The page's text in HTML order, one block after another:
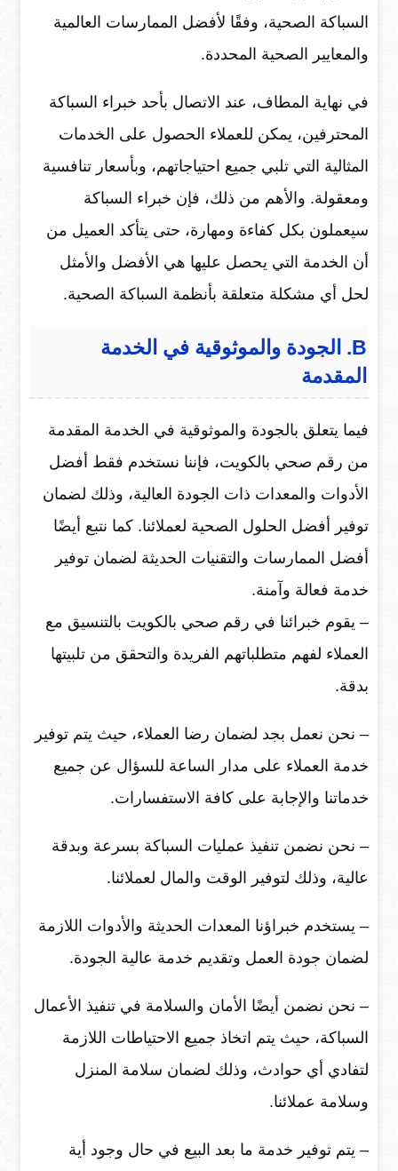
السباكة الصحية، وفقًا لأفضل الممارسات العالمية
والمعايير الصحية المحددة.
في نهاية المطاف، عند الاتصال بأحد خبراء السباكة
المحترفين، يمكن للعملاء الحصول على الخدمات
المثالية التي تلبي جميع احتياجاتهم، وبأسعار تنافسية
ومعقولة. والأهم من ذلك، فإن خبراء السباكة
سيعملون بكل كفاءة ومهارة، حتى يتأكد العميل من
أن الخدمة التي يحصل عليها هي الأفضل والأمثل
لحل أي مشكلة متعلقة بأنظمة السباكة الصحية.
B. الجودة والموثوقية في الخدمة
المقدمة
فيما يتعلق بالجودة والموثوقية في الخدمة المقدمة
من رقم صحي بالكويت، فإننا نستخدم فقط أفضل
الأدوات والمعدات ذات الجودة العالية، وذلك لضمان
توفير أفضل الحلول الصحية لعملائنا. كما نتبع أيضًا
أفضل الممارسات والتقنيات الحديثة لضمان توفير
خدمة فعالة وآمنة.
– يقوم خبرائنا في رقم صحي بالكويت بالتنسيق مع
العملاء لفهم متطلباتهم الفريدة والتحقق من تلبيتها
بدقة.
– نحن نعمل بجد لضمان رضا العملاء، حيث يتم توفير
خدمة العملاء على مدار الساعة للسؤال عن جميع
خدماتنا والإجابة على كافة الاستفسارات.
– نحن نضمن تنفيذ عمليات السباكة بسرعة وبدقة
عالية، وذلك لتوفير الوقت والمال لعملائنا.
– يستخدم خبراؤنا المعدات الحديثة والأدوات اللازمة
لضمان جودة العمل وتقديم خدمة عالية الجودة.
– نحن نضمن أيضًا الأمان والسلامة في تنفيذ الأعمال
السباكة، حيث يتم اتخاذ جميع الاحتياطات اللازمة
لتفادي أي حوادث، وذلك لضمان سلامة المنزل
وسلامة عملائنا.
– يتم توفير خدمة ما بعد البيع في حال وجود أية